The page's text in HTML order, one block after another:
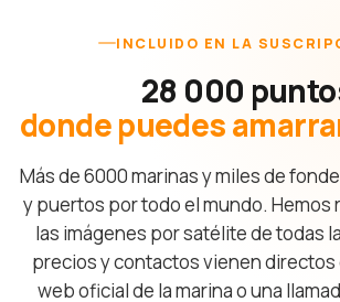
INCLUIDO EN LA
28 000
donde puedes
Más de 6000 marinas y miles de
y puertos por todo el mundo. Hemos
las imágenes por satélite de todas
precios y contactos vienen directos
web oficial de la marina o una